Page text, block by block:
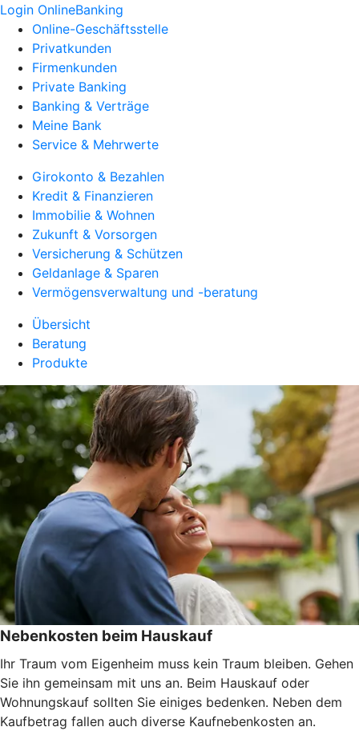
Login OnlineBanking
Online-Geschäftsstelle
Privatkunden
Firmenkunden
Private Banking
Banking & Verträge
Meine Bank
Service & Mehrwerte
Girokonto & Bezahlen
Kredit & Finanzieren
Immobilie & Wohnen
Zukunft & Vorsorgen
Versicherung & Schützen
Geldanlage & Sparen
Vermögensverwaltung und -beratung
Übersicht
Beratung
Produkte
Nebenkosten beim Hauskauf
Ihr Traum vom Eigenheim muss kein Traum bleiben. Gehen
Sie ihn gemeinsam mit uns an. Beim Hauskauf oder
Wohnungskauf sollten Sie einiges bedenken. Neben dem
Kaufbetrag fallen auch diverse Kaufnebenkosten an.